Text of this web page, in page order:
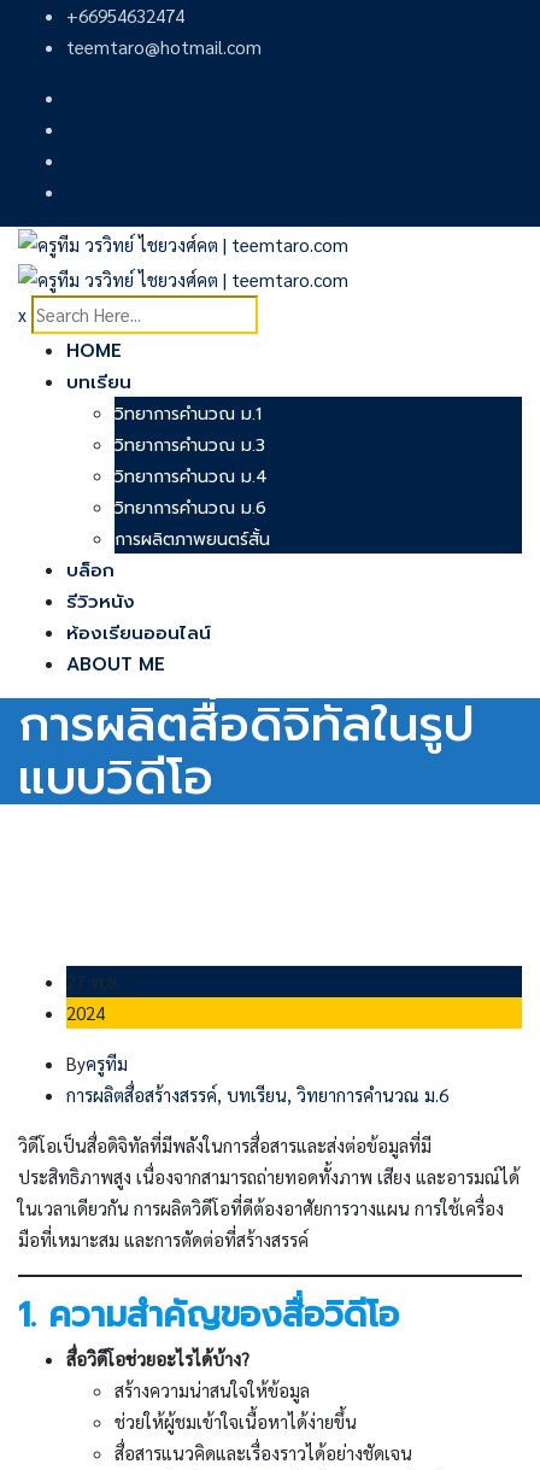
+66954632474
teemtaro@hotmail.com
x
HOME
บทเรียน
วิทยาการคำนวณ ม.1
วิทยาการคำนวณ ม.3
วิทยาการคำนวณ ม.4
วิทยาการคำนวณ ม.6
การผลิตภาพยนตร์สั้น
บล็อก
รีวิวหนัง
ห้องเรียนออนไลน์
ABOUT ME
การผลิตสื่อดิจิทัลในรูป
แบบวิดีโอ
27 พ.ย.
2024
Byครูทีม
การผลิตสื่อสร้างสรรค์ บทเรียน วิทยาการคำนวณ ม.6
วิดีโอเป็นสื่อดิจิทัลที่มีพลังในการสื่อสารและส่งต่อข้อมูลที่มี
ประสิทธิภาพสูง เนื่องจากสามารถถ่ายทอดทั้งภาพ เสียง และอารมณ์ได้
ในเวลาเดียวกัน การผลิตวิดีโอที่ดีต้องอาศัยการวางแผน การใช้เครื่อง
มือที่เหมาะสม และการตัดต่อที่สร้างสรรค์
1. ความสำคัญของสื่อวิดีโอ
สื่อวิดีโอช่วยอะไรได้บ้าง?
สร้างความน่าสนใจให้ข้อมูล
ช่วยให้ผู้ชมเข้าใจเนื้อหาได้ง่ายขึ้น
สื่อสารแนวคิดและเรื่องราวได้อย่างชัดเจน